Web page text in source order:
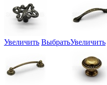
Увеличить ВыбратьУвеличить